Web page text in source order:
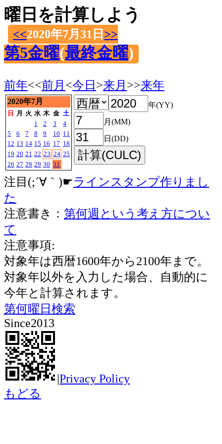
曜日を計算しよう
<<2020年7月31日 >>
第5金曜(最終金曜)
前年<<前月 <今日 >来月 >>来年
2020年7月
日 月 火 水 木 金 土
1
2 3
4
5
6 7 8 9 10 11
12 13 14 15 16 17 18
19 20 21 22 23 24 25
26 27 28 29 30 31
年(YY)
月(MM)
日(DD)
注目(;´∀｀)☛ラインスタンプ作りまし
た
注意書き： 第何週という考え方につい
て
注意事項:
対象年は西暦1600年から2100年まで。
対象年以外を入力した場合、自動的に
今年と計算されます。
第何曜日検索
Since2013
|Privacy Policy
もどる